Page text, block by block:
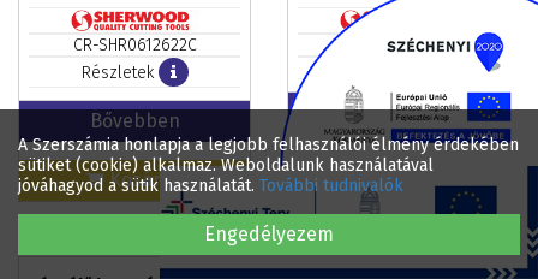
A Szerszámia honlapja a legjobb felhasználói élmény érdekében
sütiket (cookie) alkalmaz. Weboldalunk használatával
jóváhagyod a sütik használatát. További tudnivalók
Engedélyezem
CR-SHR0612622C
Részletek
Bővebben
Kosárba
CR-SHR1613160K
Bővebben